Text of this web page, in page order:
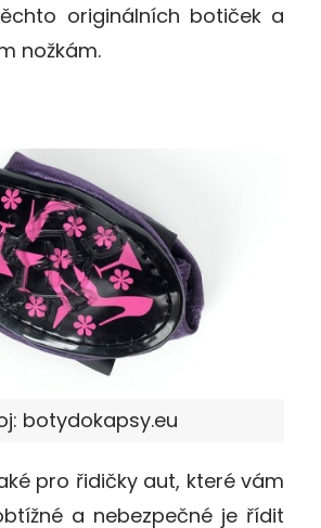
originálních botiček a
nožkám.
botydokapsy.eu
pro řidičky aut, které vám
a nebezpečné je řídit